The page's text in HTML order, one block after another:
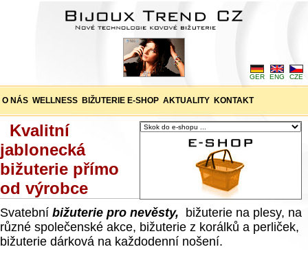
CZE
ENG
GER
O NÁS WELLNESS BIŽUTERIE E-SHOP AKTUALITY KONTAKT
Kvalitní
jablonecká
bižuterie přímo
od výrobce
Svatební bižuterie pro nevěsty, bižuterie na plesy, na
různé společenské akce, bižuterie z korálků a perliček,
bižuterie dárková na každodenní nošení.